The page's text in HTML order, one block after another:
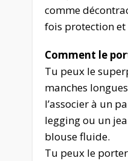
comme
fois protection et
Comment le
Tu peux le
manches
l’associer à un
legging ou un
blouse fluide.
Tu peux le